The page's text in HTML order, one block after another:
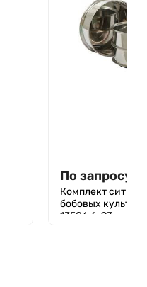
По запросу
Комплект сит
бобовых культур
13586.6-93